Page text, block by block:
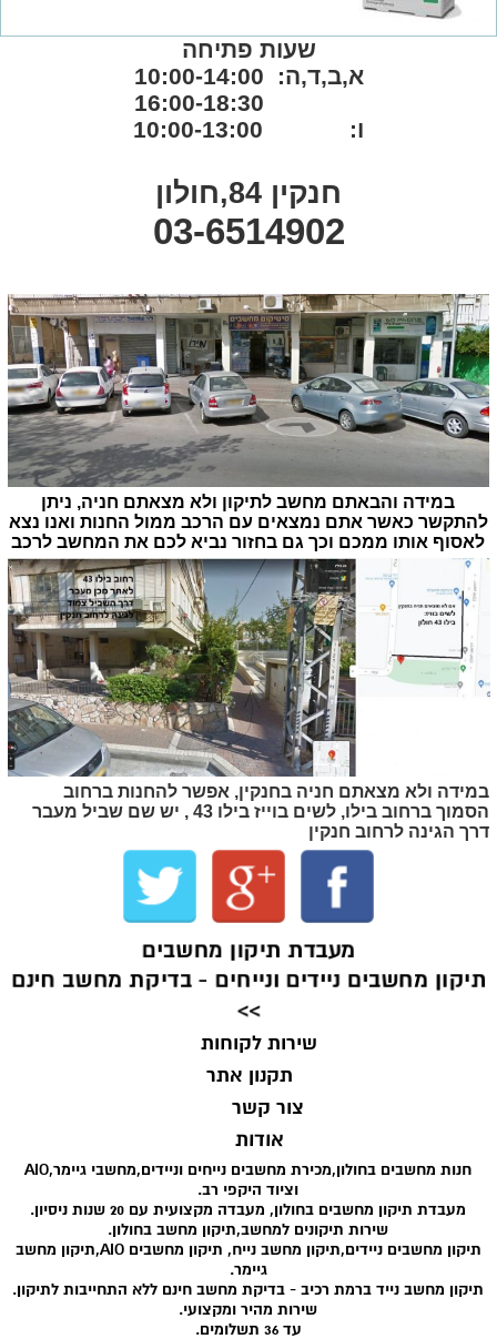
צור קשר
אודות
תקנון אתר
שירות לקוחות
חנות מחשבים בחולון,מכירת מחשבים נייחים וניידים,מחשבי גיימר,AIO
וציוד היקפי רב.
מעבדת תיקון מחשבים בחולון, מעבדה מקצועית עם 20 שנות ניסיון.
שירות תיקונים למחשב,תיקון מחשב בחולון.
תיקון מחשבים ניידים,תיקון מחשב נייח, תיקון מחשבים AIO,תיקון מחשב
גיימר.
תיקון מחשב נייד ברמת רכיב - בדיקת מחשב חינם ללא התחייבות לתיקון.
שירות מהיר ומקצועי.
עד 36 תשלומים.
מעבדת תיקון מחשבים
תיקון מחשבים ניידים ונייחים - בדיקת מחשב חינם
>>
במידה והבאתם מחשב לתיקון ולא מצאתם חניה, ניתן
להתקשר כאשר אתם נמצאים עם הרכב ממול החנות ואנו נצא
לאסוף אותו ממכם וכך גם בחזור נביא לכם את המחשב לרכב
במידה ולא מצאתם חניה בחנקין, אפשר להחנות ברחוב
הסמוך ברחוב בילו, לשים בוייז בילו 43 , יש שם שביל מעבר
דרך הגינה לרחוב חנקין
שעות פתיחה
א,ב,ד,ה: 10:00-14:00
ו: 10:00-13:00
חנקין 84,חולון
03-6514902